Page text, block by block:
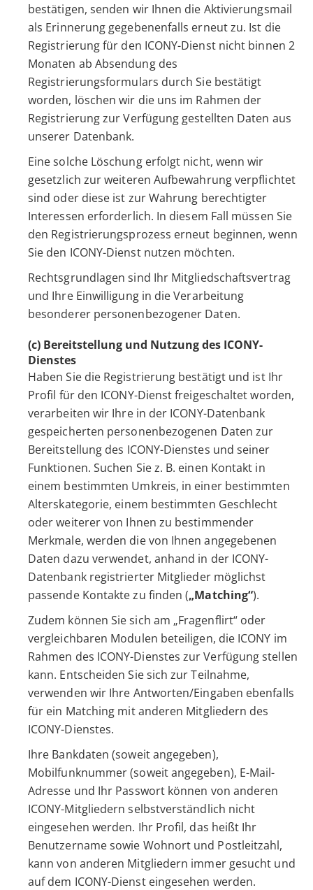
bestätigen, senden wir Ihnen die Aktivierungsmail
als Erinnerung gegebenenfalls erneut zu. Ist die
Registrierung für den ICONY-Dienst nicht binnen 2
Monaten ab Absendung des
Registrierungsformulars durch Sie bestätigt
worden, löschen wir die uns im Rahmen der
Registrierung zur Verfügung gestellten Daten aus
unserer Datenbank.
Eine solche Löschung erfolgt nicht, wenn wir
gesetzlich zur weiteren Aufbewahrung verpflichtet
sind oder diese ist zur Wahrung berechtigter
Interessen erforderlich. In diesem Fall müssen Sie
den Registrierungsprozess erneut beginnen, wenn
Sie den ICONY-Dienst nutzen möchten.
Rechtsgrundlagen sind Ihr Mitgliedschaftsvertrag
und Ihre Einwilligung in die Verarbeitung
besonderer personenbezogener Daten.
(c) Bereitstellung und Nutzung des ICONY-
Dienstes
Haben Sie die Registrierung bestätigt und ist Ihr
Profil für den ICONY-Dienst freigeschaltet worden,
verarbeiten wir Ihre in der ICONY-Datenbank
gespeicherten personenbezogenen Daten zur
Bereitstellung des ICONY-Dienstes und seiner
Funktionen. Suchen Sie z. B. einen Kontakt in
einem bestimmten Umkreis, in einer bestimmten
Alterskategorie, einem bestimmten Geschlecht
oder weiterer von Ihnen zu bestimmender
Merkmale, werden die von Ihnen angegebenen
Daten dazu verwendet, anhand in der ICONY-
Datenbank registrierter Mitglieder möglichst
passende Kontakte zu finden („Matching“).
Zudem können Sie sich am „Fragenflirt“ oder
vergleichbaren Modulen beteiligen, die ICONY im
Rahmen des ICONY-Dienstes zur Verfügung stellen
kann. Entscheiden Sie sich zur Teilnahme,
verwenden wir Ihre Antworten/Eingaben ebenfalls
für ein Matching mit anderen Mitgliedern des
ICONY-Dienstes.
Ihre Bankdaten (soweit angegeben),
Mobilfunknummer (soweit angegeben), E-Mail-
Adresse und Ihr Passwort können von anderen
ICONY-Mitgliedern selbstverständlich nicht
eingesehen werden. Ihr Profil, das heißt Ihr
Benutzername sowie Wohnort und Postleitzahl,
kann von anderen Mitgliedern immer gesucht und
auf dem ICONY-Dienst eingesehen werden.